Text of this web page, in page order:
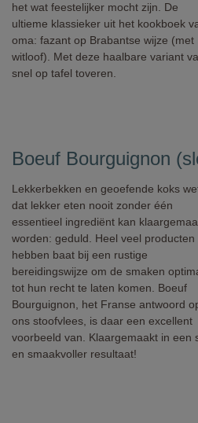
het wat feestelijker mocht zijn. De
ultieme klassieker uit het kookboek
oma: fazant op Brabantse wijze (met
witloof). Met deze haalbare variant
snel op tafel toveren.
Boeuf Bourguignon
Lekkerbekken en geoefende koks
dat lekker eten nooit zonder één
essentieel ingrediënt kan
worden: geduld. Heel veel producten
hebben baat bij een rustige
bereidingswijze om de smaken
tot hun recht te laten komen. Boeuf
Bourguignon, het Franse antwoord
ons stoofvlees, is daar een excellent
voorbeeld van. Klaargemaakt in
en smaakvoller resultaat!